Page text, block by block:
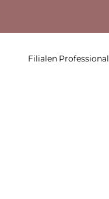
Filialen Professional